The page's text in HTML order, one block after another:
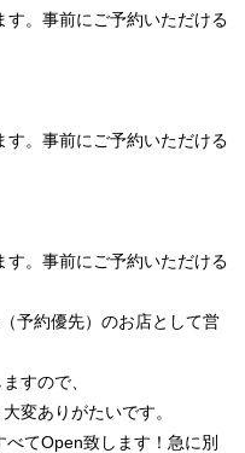
。事前にご予約いただける
。事前にご予約いただける
。事前にご予約いただける
予約優先）のお店として営
すので、
変ありがたいです。
てOpen致します！急に別